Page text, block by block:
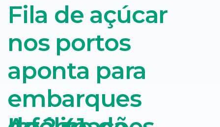
Fila de açúcar
nos portos
aponta para
embarques